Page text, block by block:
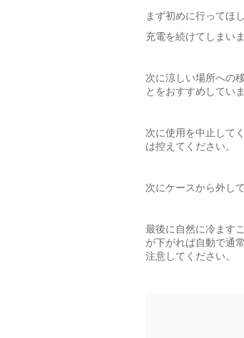
まず初めに行ってほ
充電を続けてしまい
次に涼しい場所への
とをおすすめしていま
次に使用を中止して
は控えてください。
次にケースから外し
最後に自然に冷ます
が下がれば自動で通
注意してください。